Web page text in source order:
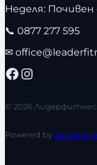
Неделя: Почивен
📞 0877 277 595
✉
Facebook Instagram
© 2026 Лидерфитнес.
Powered by